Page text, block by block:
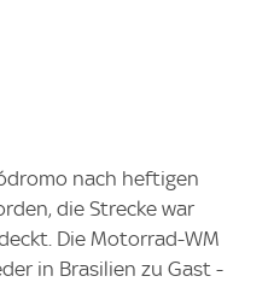
nach heftigen
die Strecke war
Die Motorrad-WM
in Brasilien zu Gast -